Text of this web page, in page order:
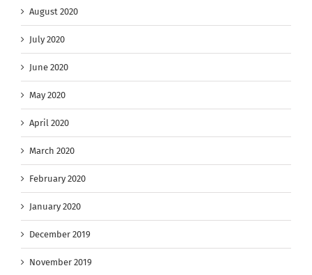
August 2020
July 2020
June 2020
May 2020
April 2020
March 2020
February 2020
January 2020
December 2019
November 2019